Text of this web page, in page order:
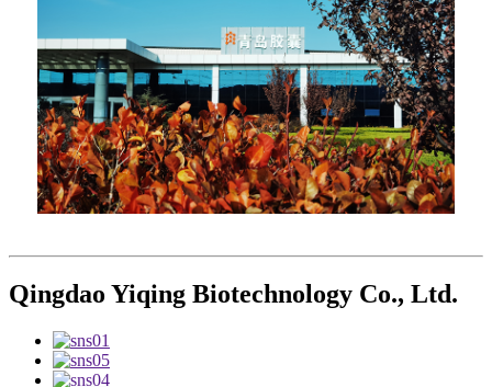
Qingdao Yiqing Biotechnology Co., Ltd.